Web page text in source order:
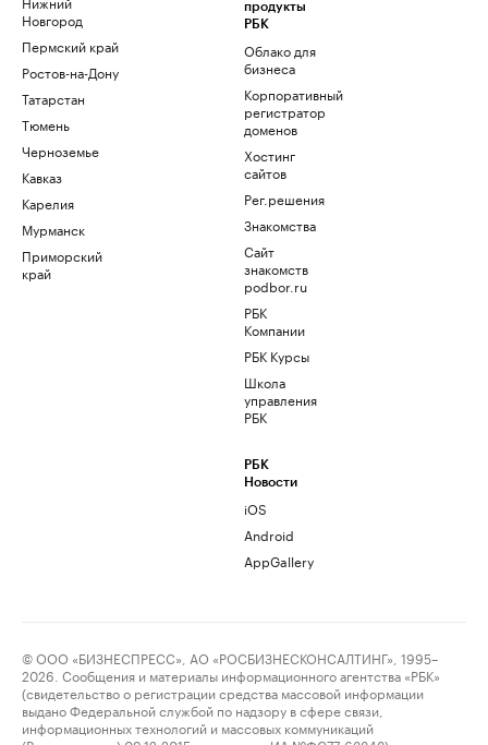
Новгород
Пермский край
Ростов-на-Дону
Татарстан
Тюмень
Черноземье
Кавказ
Карелия
Мурманск
Приморский
край
продукты
РБК
Облако для
бизнеса
Корпоративный
регистратор
доменов
Хостинг
сайтов
Рег.решения
Знакомства
Сайт
знакомств
podbor.ru
РБК
Компании
РБК Курсы
Школа
управления
РБК
РБК
Новости
iOS
Android
AppGallery
© ООО «БИЗНЕСПРЕСС», АО «РОСБИЗНЕСКОНСАЛТИНГ», 1995–
2026. Сообщения и материалы информационного агентства «РБК»
(свидетельство о регистрации средства массовой информации
выдано Федеральной службой по надзору в сфере связи,
информационных технологий и массовых коммуникаций